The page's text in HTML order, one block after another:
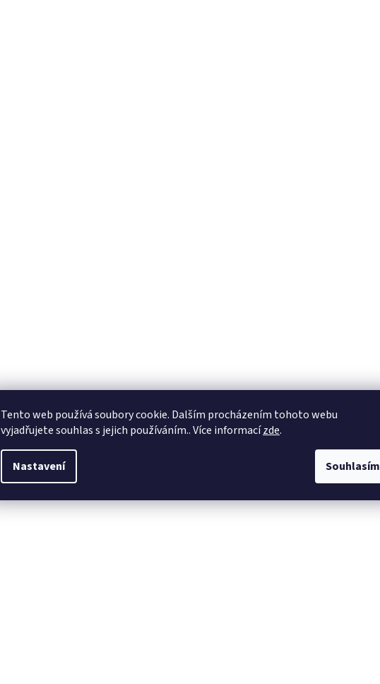
Tento web používá soubory cookie. Dalším procházením tohoto webu
vyjadřujete souhlas s jejich používáním.. Více informacízde.
Nastavení Souhlasím